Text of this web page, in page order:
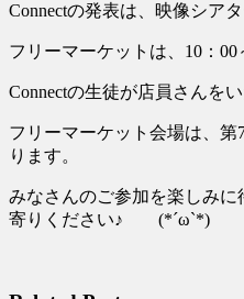
Connectの発表は、映像シア
フリーマーケットは、10：00
Connectの生徒が店員さんをい
フリーマーケット会場は、
ります。
みなさんのご参加を楽しみ
寄りください♪ (*´ω`*)